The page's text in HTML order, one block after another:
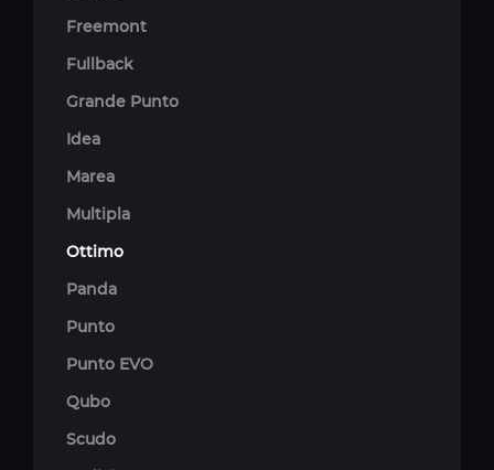
Freemont
Fullback
Grande Punto
Idea
Marea
Multipla
Ottimo
Panda
Punto
Punto EVO
Qubo
Scudo